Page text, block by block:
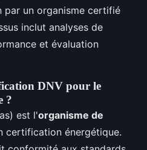
par un organisme certifié
inclut analyses de
et évaluation
DNV pour le
?
est l'organisme de
certification énergétique.